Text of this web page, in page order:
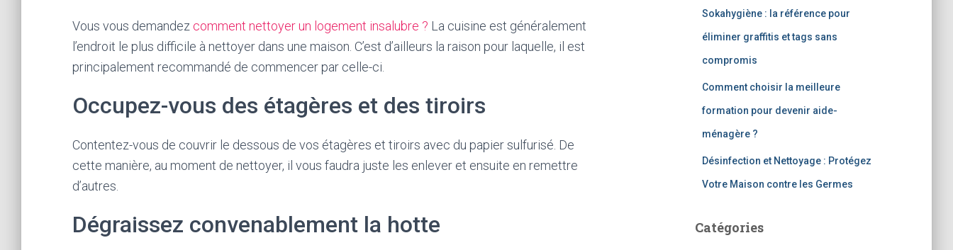
Vous vous demandez comment nettoyer un logement insalubre ? La cuisine est généralement
l’endroit le plus difficile à nettoyer dans une maison. C’est d’ailleurs la raison pour laquelle, il est
principalement recommandé de commencer par celle-ci.
Occupez-vous des étagères et des tiroirs
Contentez-vous de couvrir le dessous de vos étagères et tiroirs avec du papier sulfurisé. De
cette manière, au moment de nettoyer, il vous faudra juste les enlever et ensuite en remettre
d’autres.
Dégraissez convenablement la hotte
Sokahygiène : la référence pour
éliminer graffitis et tags sans
compromis
Comment choisir la meilleure
formation pour devenir aide-
ménagère ?
Désinfection et Nettoyage : Protégez
Votre Maison contre les Germes
Catégories